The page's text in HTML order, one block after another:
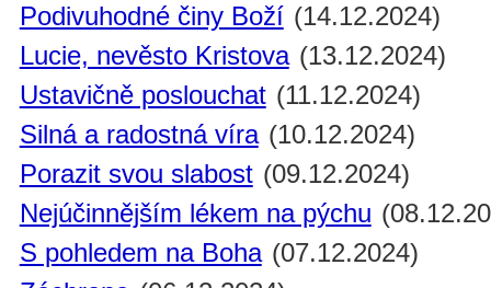
Podivuhodné činy Boží (14.12.2024)
Lucie, nevěsto Kristova (13.12.2024)
Ustavičně poslouchat (11.12.2024)
Silná a radostná víra (10.12.2024)
Porazit svou slabost (09.12.2024)
Nejúčinnějším lékem na pýchu
S pohledem na Boha (07.12.2024)